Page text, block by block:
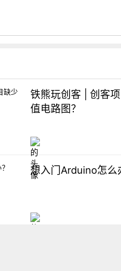
铁熊玩创客 | 创客
值电路图？
想入门Arduino怎么